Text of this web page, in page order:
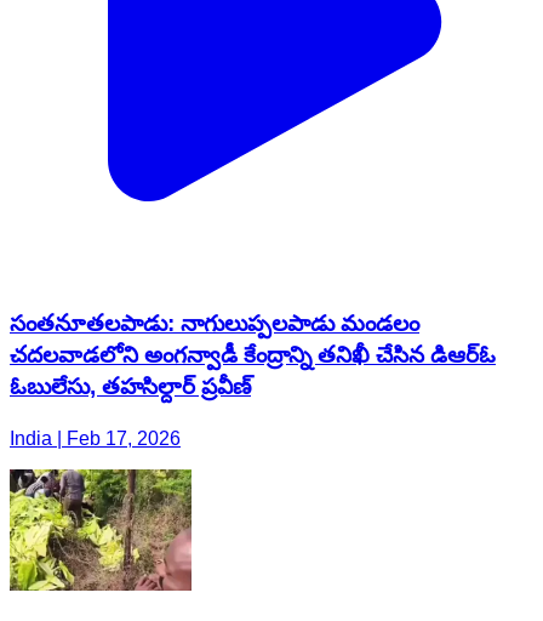
సంతనూతలపాడు: నాగులుప్పలపాడు మండలం
చదలవాడలోని అంగన్వాడీ కేంద్రాన్ని తనిఖీ చేసిన డిఆర్ఓ
ఓబులేసు, తహసిల్దార్ ప్రవీణ్
India | Feb 17, 2026